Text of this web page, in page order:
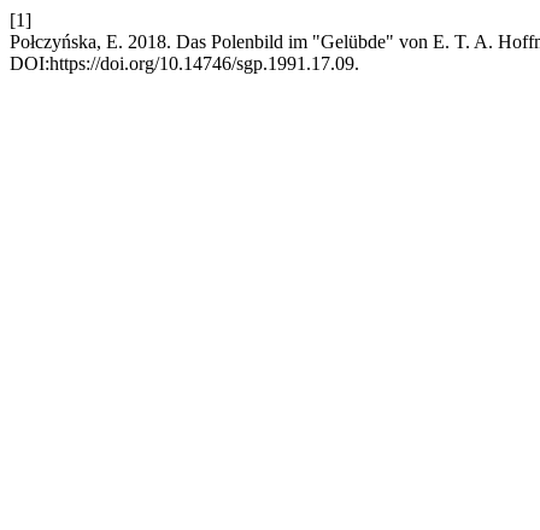
[1]
Połczyńska, E. 2018. Das Polenbild im "Gelübde" von E. T. A.
DOI:https://doi.org/10.14746/sgp.1991.17.09.